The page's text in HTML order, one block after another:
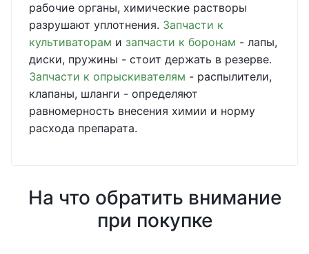
рабочие органы, химические растворы
разрушают уплотнения. Запчасти к
культиваторам и запчасти к боронам - лапы,
диски, пружины - стоит держать в резерве.
Запчасти к опрыскивателям - распылители,
клапаны, шланги - определяют
равномерность внесения химии и норму
расхода препарата.
На что обратить внимание
при покупке